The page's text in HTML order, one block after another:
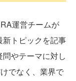
運営チームが
トピックを記事
やテーマに対し
でなく、業界で